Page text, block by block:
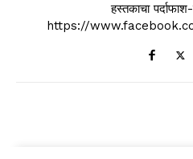
हस्तकाचा
https://